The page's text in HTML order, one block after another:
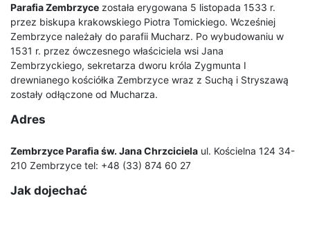
Parafia Zembrzyce została erygowana 5 listopada 1533 r.
przez biskupa krakowskiego Piotra Tomickiego. Wcześniej
Zembrzyce należały do parafii Mucharz. Po wybudowaniu w
1531 r. przez ówczesnego właściciela wsi Jana
Zembrzyckiego, sekretarza dworu króla Zygmunta I
drewnianego kościółka Zembrzyce wraz z Suchą i Stryszawą
zostały odłączone od Mucharza.
Adres
Zembrzyce Parafia św. Jana Chrzciciela ul. Kościelna 124 34-
210 Zembrzyce tel: +48 (33) 874 60 27
Jak dojechać